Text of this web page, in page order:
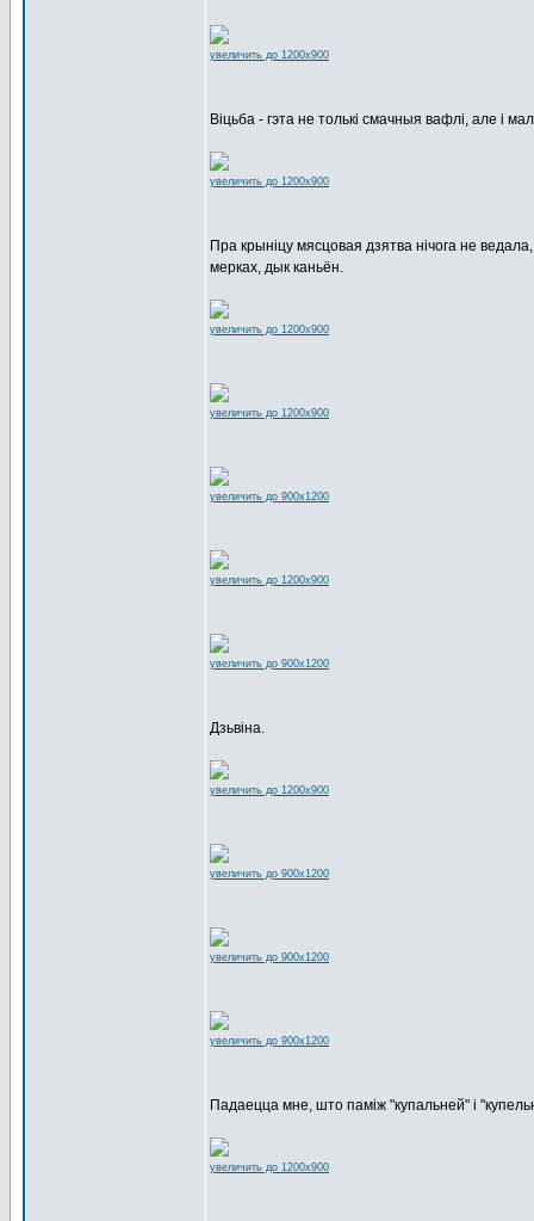
увеличить до 1200x900
Віцьба - гэта не толькі смачныя вафлі, але і
увеличить до 1200x900
Пра крыніцу мясцовая дзятва нічога не
мерках, дык каньён.
увеличить до 1200x900
увеличить до 1200x900
увеличить до 900x1200
увеличить до 1200x900
увеличить до 900x1200
Дзьвіна.
увеличить до 1200x900
увеличить до 900x1200
увеличить до 900x1200
увеличить до 900x1200
Падаецца мне, што паміж "купальней" і
увеличить до 1200x900